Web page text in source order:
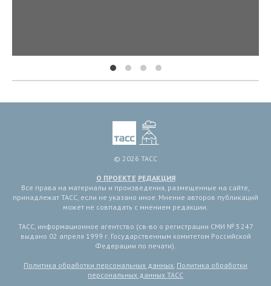
© 2026 ТАСС
О ПРОЕКТЕ РЕДАКЦИЯ
Все права на материалы и произведения, размещенные на сайте,
принадлежат ТАСС, если не указано иное. Мнение авторов публикаций
может не совпадать с мнением редакции.
ТАСС, информационное агентство (св-во о регистрации СМИ № 3 247
выдано 02 апреля 1999 г. Государственным комитетом Российской
Федерации по печати).
Политика обработки персональных данных, Политика обработки
персональных данных ТАСС